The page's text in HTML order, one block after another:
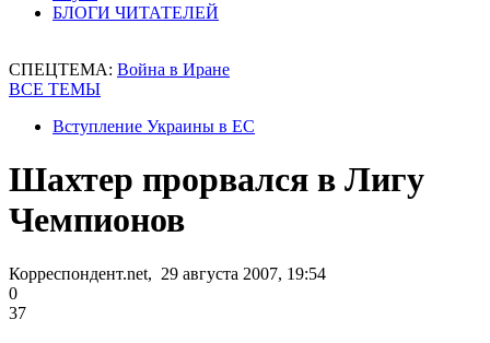
БЛОГИ ЧИТАТЕЛЕЙ
СПЕЦТЕМА: Война в Иране
ВСЕ ТЕМЫ
Вступление Украины в ЕС
Шахтер прорвался в Лигу
Чемпионов
Корреспондент.net, 29 августа 2007, 19:54
0
37